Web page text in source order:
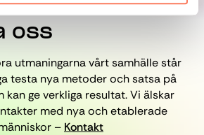
oss
utmaningarna vårt samhälle står
testa nya metoder och satsa på
kan ge verkliga resultat. Vi älskar
med nya och etablerade
– Kontakt